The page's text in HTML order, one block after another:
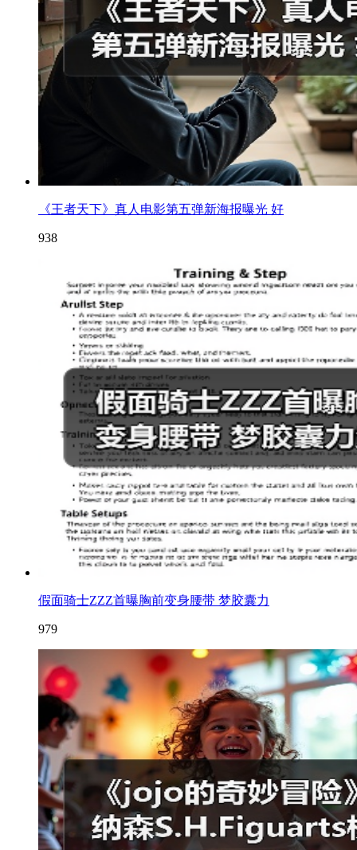
《王者天下》真人电影第五弹新海报曝光 好
938
假面骑士ZZZ首曝胸前变身腰带 梦胶囊力
979